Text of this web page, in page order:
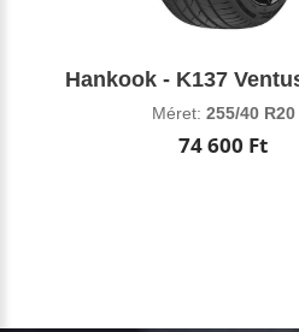
Hankook - K137
Méret: 255/40 R20
74 600 Ft